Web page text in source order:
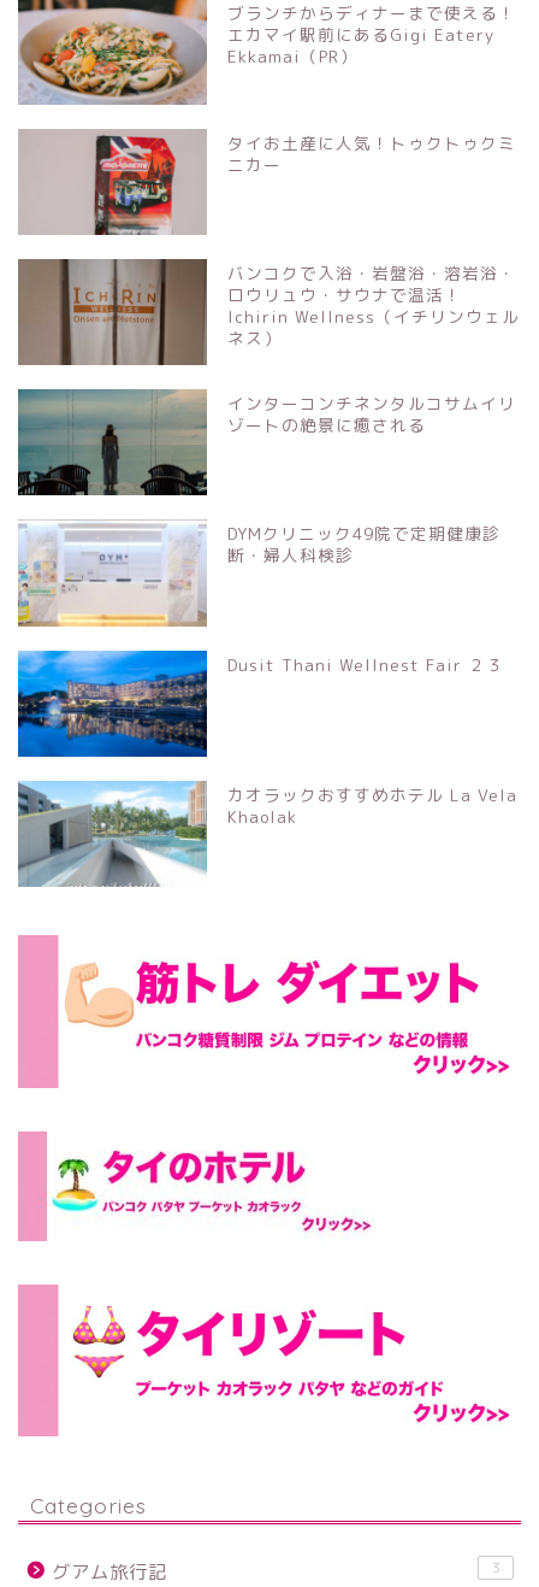
ブランチからディナーまで使える！
エカマイ駅前にあるGigi Eatery
Ekkamai（PR）
タイお土産に人気！トゥクトゥクミ
ニカー
バンコクで入浴・岩盤浴・溶岩浴・
ロウリュウ・サウナで温活！
Ichirin Wellness（イチリンウェル
ネス）
インターコンチネンタルコサムイリ
ゾートの絶景に癒される
DYMクリニック49院で定期健康診
断・婦人科検診
Dusit Thani Wellnest Fair ２３
カオラックおすすめホテル La Vela
Khaolak
Categories
グアム旅行記 3